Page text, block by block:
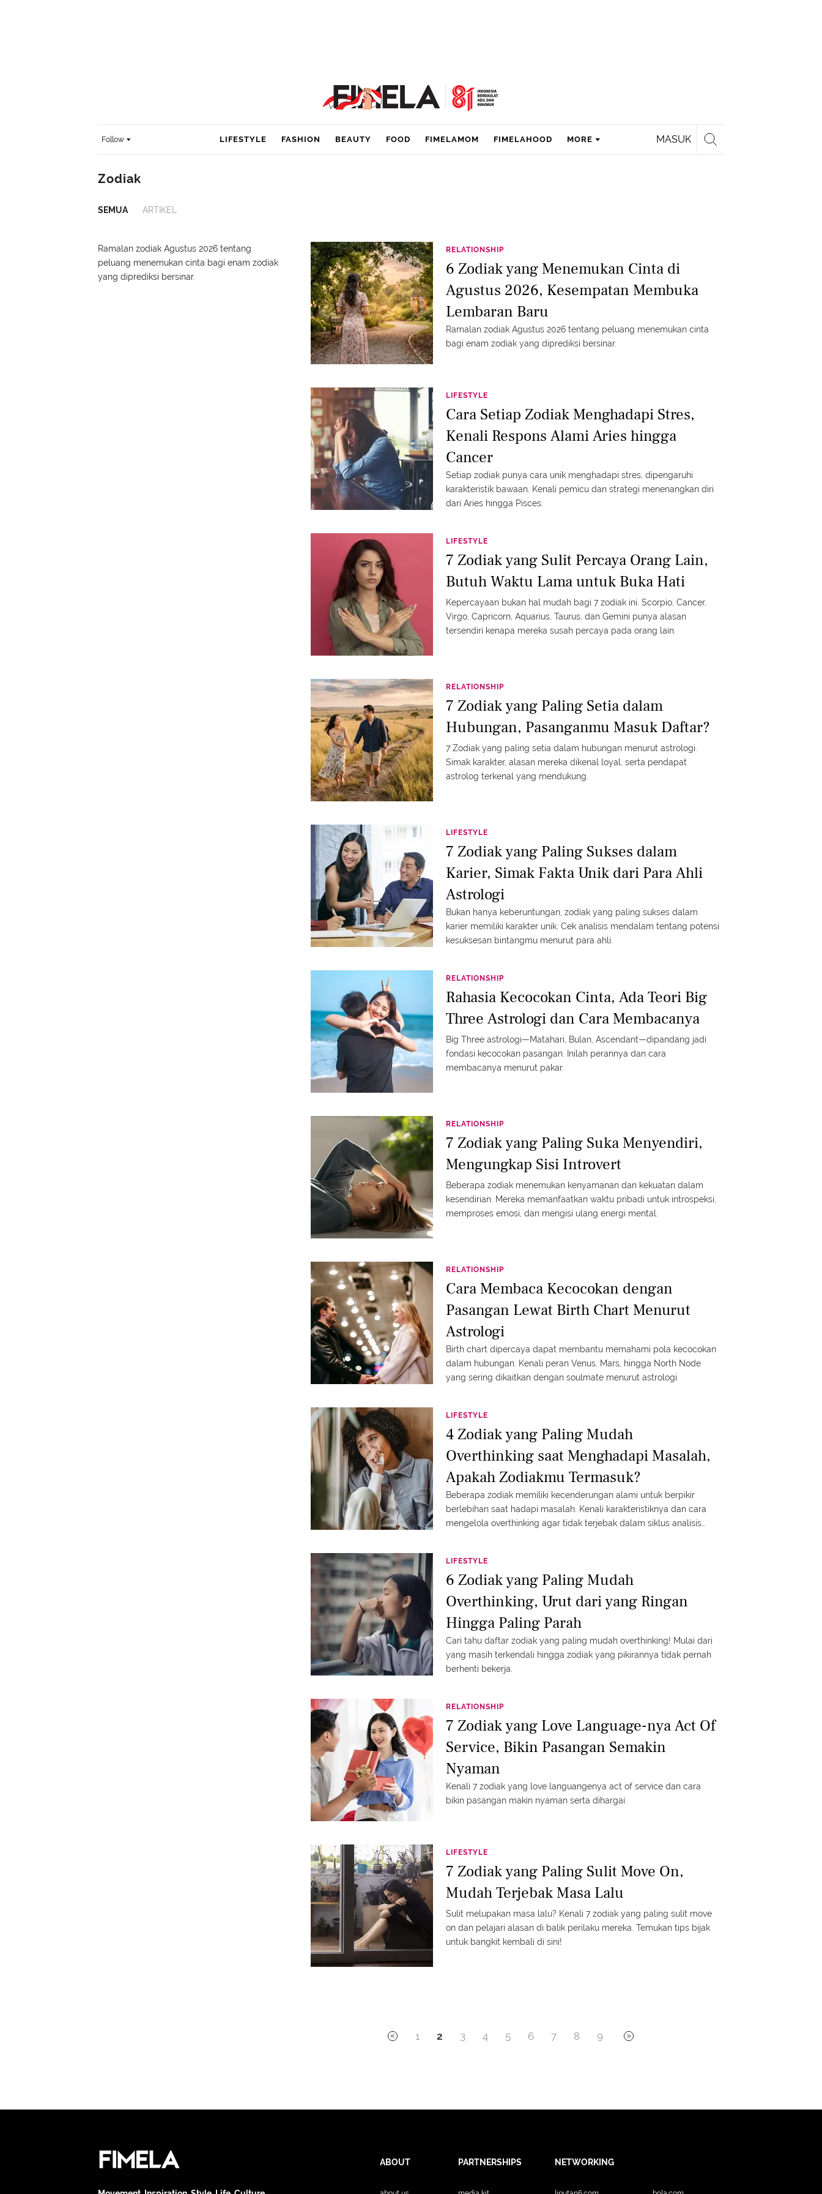
Follow MASUK
LIFESTYLE FASHION BEAUTY FOOD FIMELAMOM FIMELAHOOD MORE
Zodiak
SEMUA ARTIKEL
Ramalan zodiak Agustus 2026 tentang
peluang menemukan cinta bagi enam zodiak
yang diprediksi bersinar.
RELATIONSHIP
6 Zodiak yang Menemukan Cinta di
Agustus 2026, Kesempatan Membuka
Lembaran Baru
Ramalan zodiak Agustus 2026 tentang peluang menemukan cinta
bagi enam zodiak yang diprediksi bersinar.
LIFESTYLE
Cara Setiap Zodiak Menghadapi Stres,
Kenali Respons Alami Aries hingga
Cancer
Setiap zodiak punya cara unik menghadapi stres, dipengaruhi
karakteristik bawaan. Kenali pemicu dan strategi menenangkan diri
dari Aries hingga Pisces.
LIFESTYLE
7 Zodiak yang Sulit Percaya Orang Lain,
Butuh Waktu Lama untuk Buka Hati
Kepercayaan bukan hal mudah bagi 7 zodiak ini. Scorpio, Cancer,
Virgo, Capricorn, Aquarius, Taurus, dan Gemini punya alasan
tersendiri kenapa mereka susah percaya pada orang lain.
RELATIONSHIP
7 Zodiak yang Paling Setia dalam
Hubungan, Pasanganmu Masuk Daftar?
7 Zodiak yang paling setia dalam hubungan menurut astrologi.
Simak karakter, alasan mereka dikenal loyal, serta pendapat
astrolog terkenal yang mendukung.
LIFESTYLE
7 Zodiak yang Paling Sukses dalam
Karier, Simak Fakta Unik dari Para Ahli
Astrologi
Bukan hanya keberuntungan, zodiak yang paling sukses dalam
karier memiliki karakter unik. Cek analisis mendalam tentang potensi
kesuksesan bintangmu menurut para ahli.
RELATIONSHIP
Rahasia Kecocokan Cinta, Ada Teori Big
Three Astrologi dan Cara Membacanya
Big Three astrologi—Matahari, Bulan, Ascendant—dipandang jadi
fondasi kecocokan pasangan. Inilah perannya dan cara
membacanya menurut pakar.
RELATIONSHIP
7 Zodiak yang Paling Suka Menyendiri,
Mengungkap Sisi Introvert
Beberapa zodiak menemukan kenyamanan dan kekuatan dalam
kesendirian. Mereka memanfaatkan waktu pribadi untuk introspeksi,
memproses emosi, dan mengisi ulang energi mental.
RELATIONSHIP
Cara Membaca Kecocokan dengan
Pasangan Lewat Birth Chart Menurut
Astrologi
Birth chart dipercaya dapat membantu memahami pola kecocokan
dalam hubungan. Kenali peran Venus, Mars, hingga North Node
yang sering dikaitkan dengan soulmate menurut astrologi.
LIFESTYLE
4 Zodiak yang Paling Mudah
Overthinking saat Menghadapi Masalah,
Apakah Zodiakmu Termasuk?
Beberapa zodiak memiliki kecenderungan alami untuk berpikir
berlebihan saat hadapi masalah. Kenali karakteristiknya dan cara
mengelola overthinking agar tidak terjebak dalam siklus analisis
LIFESTYLE
6 Zodiak yang Paling Mudah
Overthinking, Urut dari yang Ringan
Hingga Paling Parah
Cari tahu daftar zodiak yang paling mudah overthinking! Mulai dari
yang masih terkendali hingga zodiak yang pikirannya tidak pernah
berhenti bekerja.
RELATIONSHIP
7 Zodiak yang Love Language-nya Act Of
Service, Bikin Pasangan Semakin
Nyaman
Kenali 7 zodiak yang love languangenya act of service dan cara
bikin pasangan makin nyaman serta dihargai.
LIFESTYLE
7 Zodiak yang Paling Sulit Move On,
Mudah Terjebak Masa Lalu
Sulit melupakan masa lalu? Kenali 7 zodiak yang paling sulit move
on dan pelajari alasan di balik perilaku mereka. Temukan tips bijak
untuk bangkit kembali di sini!
1 2 3 4 5 6 7 8 9
ABOUT PARTNERSHIPS NETWORKING